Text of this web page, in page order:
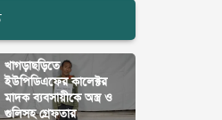
খাগড়াছড়িতে
ইউপিডিএফের কালেক্টর
মাদক ব্যবসায়ীকে অস্ত্র ও
গুলিসহ গ্রেফতার